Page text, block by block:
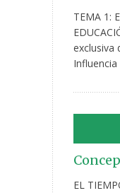
TEMA 1:
exclusiva
EL